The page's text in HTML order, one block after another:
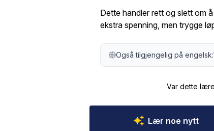
Dette handler rett og slett om
ekstra spenning, men trygge
Også tilgjengelig på engelsk:
Var dette
Lær noe nytt